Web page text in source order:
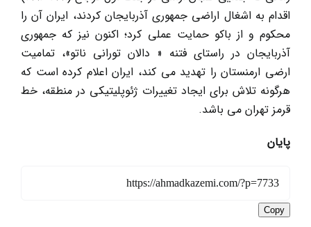
اقدام به اشغال اراضی جمهوری آذربایجان کردند، ایران آن را
محکوم و از باکو حمایت عملی کرد؛ اکنون نیز که جمهوری
آذربایجان در راستای فتنه « دالان تورانی ناتو»، تمامیت
ارضی ارمنستان را تهدید می کند، ایران اعلام کرده است که
هرگونه تلاش برای ایجاد تغییرات ژئوپلیتیکی در منطقه، خط
قرمز تهران می باشد.
پایان
Copy